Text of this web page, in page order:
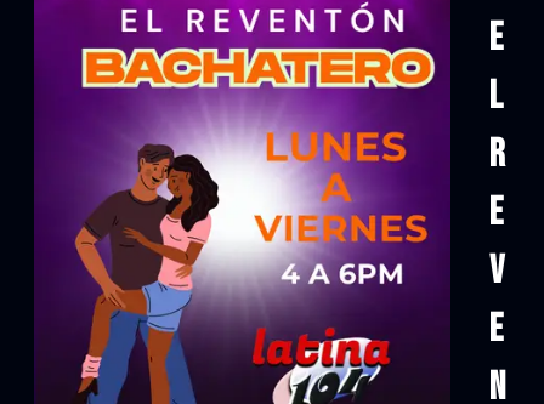
E
l
R
e
v
e
n